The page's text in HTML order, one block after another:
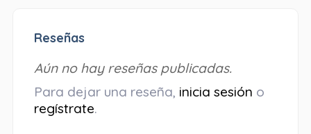
Reseñas
Aún no hay reseñas publicadas.
Para dejar una reseña, inicia sesión o
regístrate.